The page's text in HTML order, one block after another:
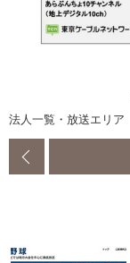
法人一覧・放送エリア